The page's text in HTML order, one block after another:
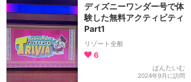
ディズニーワンダー号で体
験した無料アクティビティ
Part1
リゾート全般
6
ぱんたいむ
2024年9月に訪問